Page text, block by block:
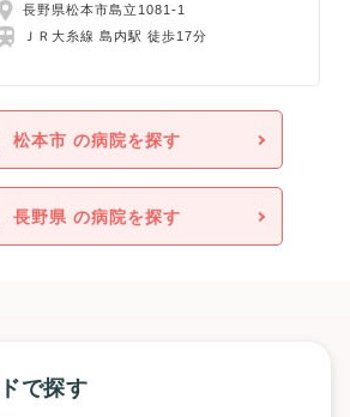
長野県松本市島立1081-1
ＪＲ大糸線 島内駅 徒歩17分
松本市 の病院を探す
長野県 の病院を探す
で探す